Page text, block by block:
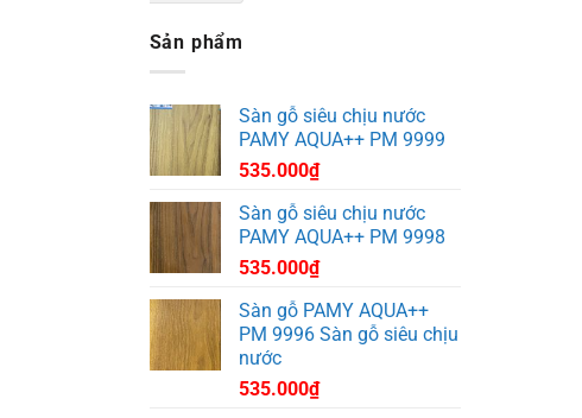
Sản phẩm
Sàn gỗ siêu chịu nước
PAMY AQUA++ PM 9999
535.000₫
Sàn gỗ siêu chịu nước
PAMY AQUA++ PM 9998
535.000₫
Sàn gỗ PAMY AQUA++
PM 9996 Sàn gỗ siêu chịu
nước
535.000₫